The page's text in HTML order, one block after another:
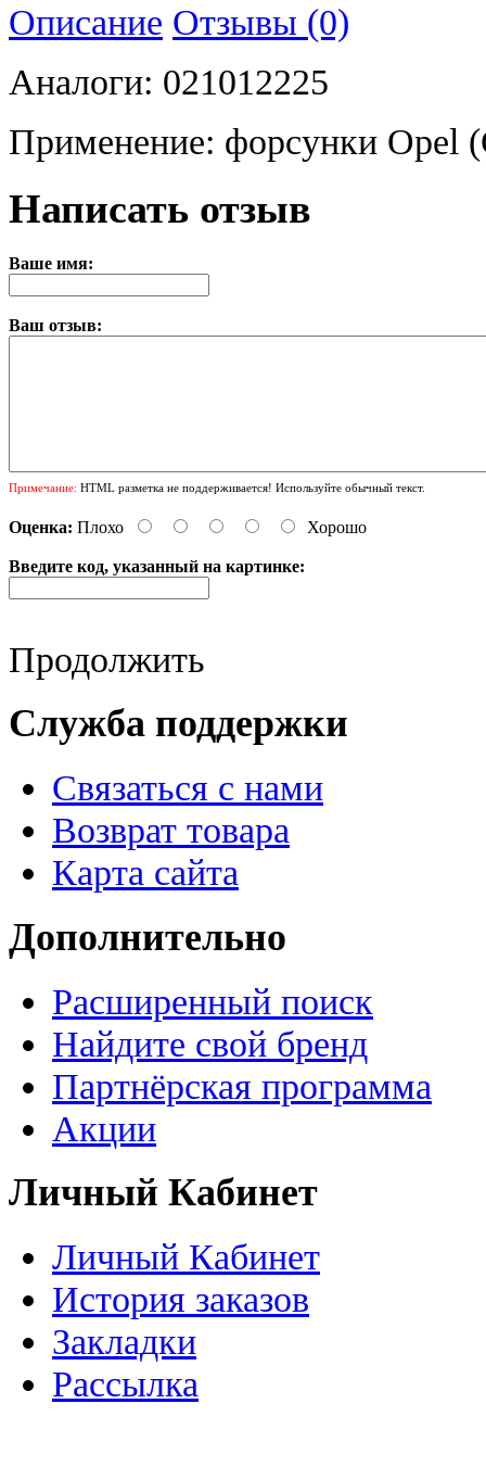
Описание Отзывы (0)
Аналоги: 021012225
Применение: форсунки Opel
Написать отзыв
Ваше имя:
Ваш отзыв:
Примечание: HTML разметка не поддерживается! Используйте обычный текст.
Оценка: Плохо Хорошо
Введите код, указанный на картинке:
Продолжить
Служба поддержки
Связаться с нами
Возврат товара
Карта сайта
Дополнительно
Расширенный поиск
Найдите свой бренд
Партнёрская программа
Акции
Личный Кабинет
Личный Кабинет
История заказов
Закладки
Рассылка